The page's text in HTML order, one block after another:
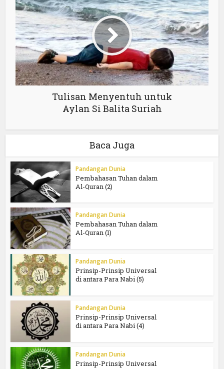
Tulisan Menyentuh untuk
Aylan Si Balita Suriah
Baca Juga
Pandangan Dunia
Pembahasan Tuhan dalam
Al-Quran (2)
Pandangan Dunia
Pembahasan Tuhan dalam
Al-Quran (1)
Pandangan Dunia
Prinsip-Prinsip Universal
di antara Para Nabi (5)
Pandangan Dunia
Prinsip-Prinsip Universal
di antara Para Nabi (4)
Pandangan Dunia
Prinsip-Prinsip Universal